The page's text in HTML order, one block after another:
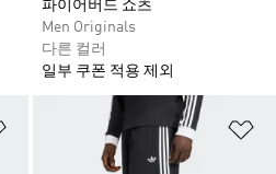
파이어버드 쇼츠
Men Originals
다른 컬러
일부 쿠폰 적용 제외
위시리스트 담기